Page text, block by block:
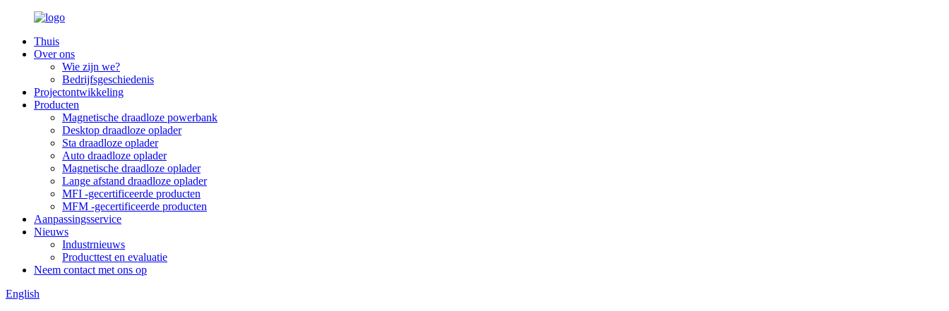
Thuis
Over ons
Wie zijn we?
Bedrijfsgeschiedenis
Projectontwikkeling
Producten
Magnetische draadloze powerbank
Desktop draadloze oplader
Sta draadloze oplader
Auto draadloze oplader
Magnetische draadloze oplader
Lange afstand draadloze oplader
MFI -gecertificeerde producten
MFM -gecertificeerde producten
Aanpassingsservice
Nieuws
Industrnieuws
Producttest en evaluatie
Neem contact met ons op
English